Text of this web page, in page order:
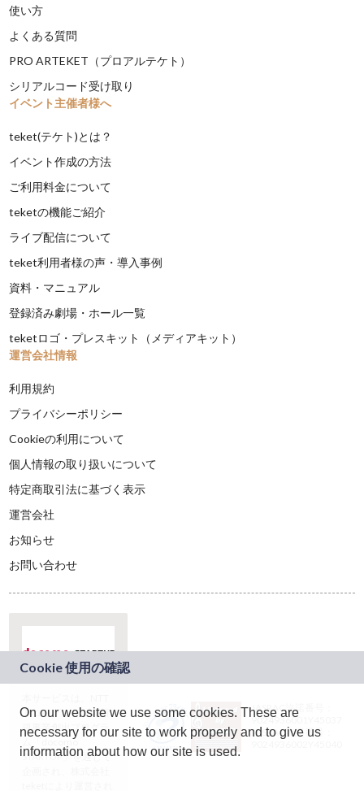
使い方
よくある質問
PRO ARTEKET（プロアルテケト）
シリアルコード受け取り
イベント主催者様へ
teket(テケト)とは？
イベント作成の方法
ご利用料金について
teketの機能ご紹介
ライブ配信について
teket利用者様の声・導入事例
資料・マニュアル
登録済み劇場・ホール一覧
teketロゴ・プレスキット（メディアキット）
運営会社情報
利用規約
プライバシーポリシー
Cookieの利用について
個人情報の取り扱いについて
特定商取引法に基づく表示
運営会社
お知らせ
お問い合わせ
ドコモグループの新
規事業創出プログラ
ム「docomo
STARTUP」を通じて
JASRAC許諾番号：
9024936001Y45037
JASRAC許諾番号：
On our website we use some cookies. These are
necessary for our site to work properly and to give us
information about how our site is used.